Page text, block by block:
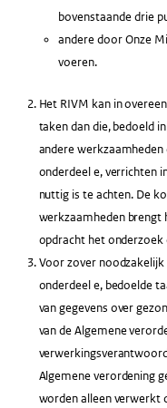
bovenstaande drie
andere door Onze
voeren.
Het RIVM kan in
taken dan die, bedoeld
andere
onderdeel e, verrichten
nuttig is te achten. De
werkzaamheden brengt
opdracht het
Voor zover
onderdeel e, bedoelde
van gegevens over
van de Algemene
Algemene verordening
worden alleen verwerkt